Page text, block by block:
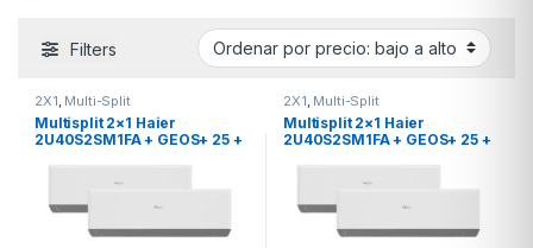
Filters
2X1, Multi-Split
Multisplit 2×1 Haier
2U40S2SM1FA + GEOS+ 25 +
2X1, Multi-Split
Multisplit 2×1 Haier
2U40S2SM1FA + GEOS+ 25 +